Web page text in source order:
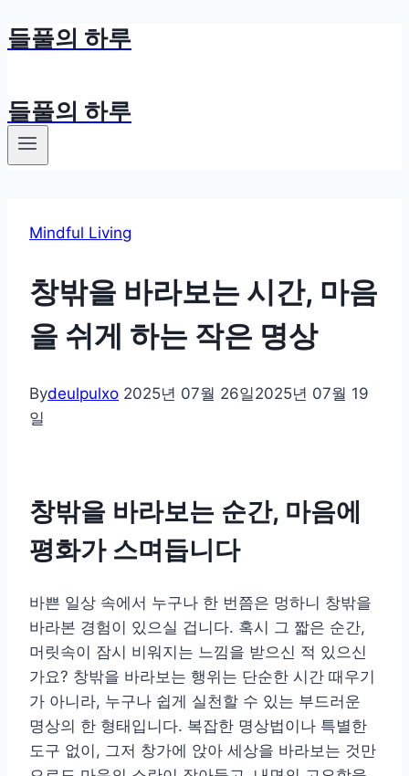
Skip
들풀의 하루
들풀의 하루
Mindful Living
창밖을 바라보는 시간, 마음
을 쉬게 하는 작은 명상
Bydeulpulxo 2025년 07월 26일2025년 07월 19
일
창밖을 바라보는 순간, 마음에
평화가 스며듭니다
바쁜 일상 속에서 누구나 한 번쯤은 멍하니 창밖을
바라본 경험이 있으실 겁니다. 혹시 그 짧은 순간,
머릿속이 잠시 비워지는 느낌을 받으신 적 있으신
가요? 창밖을 바라보는 행위는 단순한 시간 때우기
가 아니라, 누구나 쉽게 실천할 수 있는 부드러운
명상의 한 형태입니다. 복잡한 명상법이나 특별한
도구 없이, 그저 창가에 앉아 세상을 바라보는 것만